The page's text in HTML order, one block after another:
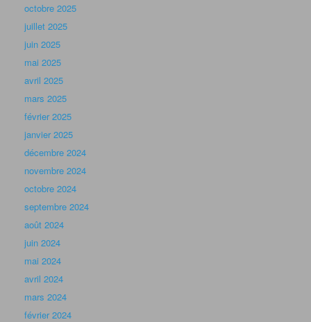
octobre 2025
juillet 2025
juin 2025
mai 2025
avril 2025
mars 2025
février 2025
janvier 2025
décembre 2024
novembre 2024
octobre 2024
septembre 2024
août 2024
juin 2024
mai 2024
avril 2024
mars 2024
février 2024